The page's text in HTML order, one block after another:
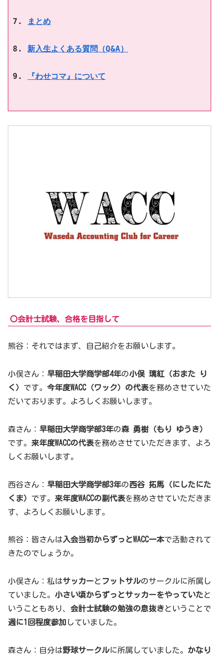
まとめ
新入生よくある質問（Q&A）
『わせコマ』について
〇会計士試験、合格を目指して
熊谷：それではまず、自己紹介をお願いします。
小俣さん： 早稲田大学商学部4年の小俣 璃紅（おまた り
く） です。 今年度WACC（ワック）の代表を務めさせていた
だいております。よろしくお願いします。
森さん： 早稲田大学商学部3年の森 勇樹（もり ゆうき）
です。 来年度WACCの代表を務めさせていただきます、よろ
しくお願いします。
西谷さん： 早稲田大学商学部3年の西谷 拓馬（にしたにた
くま） です。 来年度WACCの副代表を務めさせていただきま
す、よろしくお願いします。
熊谷：皆さんは入会当初からずっとWACC一本で活動されて
きたのでしょうか。
小俣さん：私はサッカーと フットサルのサークルに所属し
ていました。 小さい頃からずっとサッカーをやっていたと
いうこともあり、 会計士試験の勉強の息抜きということで
週に1回程度参加 していました。
森さん：自分は野球サークルに所属していました。 かなり